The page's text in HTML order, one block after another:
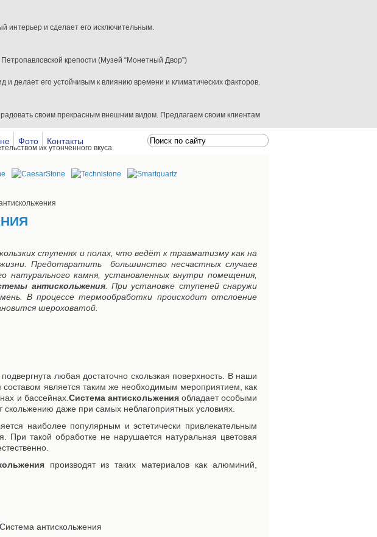
интерьер и сделает его исключительным.
крепости (Музей “Монетный Двор”)
делает его устойчивым к влиянию времени и климатических факторов.
своим прекрасным внешним видом. Предлагаем своим клиентам
их утончённого вкуса.
камнем придаёт последнему совершенно уникальные черты.
крыльцо, мраморный пол, подоконники, столы и многое другое.
для Вашего помещения, показатель утончённости Вашего вкуса.
Фото Контакты
ступенях и полах, что ведёт к травматизму как на
Предотвратить большинство несчастных случаев
натурального камня, установленных внутри помещения,
антискольжения. При установке ступеней снаружи
В процессе термообработки происходит отслоение
шероховатой.
любая достаточно скользкая поверхность. В наши
составом является таким же необходимым мероприятием, как
и бассейнах. Система антискольженияобладает особыми
скольжению даже при самых неблагоприятных условиях.
наиболее популярным и эстетически привлекательным
При такой обработке не нарушается натуральная цветовая
производят из таких материалов как алюминий,